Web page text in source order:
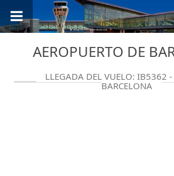
AEROPUERTO DE
LLEGADA DEL VUELO: IB5362
BARCELONA